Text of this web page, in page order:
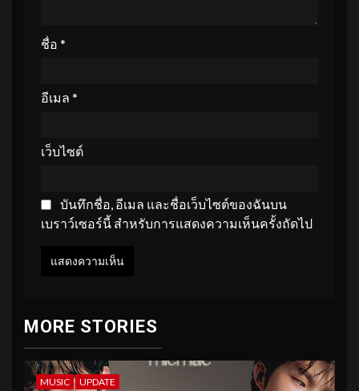
ชื่อ *
อีเมล *
เว็บไซต์
บันทึกชื่อ, อีเมล และชื่อเว็บไซต์ของฉันบน
เบราว์เซอร์นี้ สำหรับการแสดงความเห็นครั้งถัดไป
MORE STORIES
MUSIC UPDATE